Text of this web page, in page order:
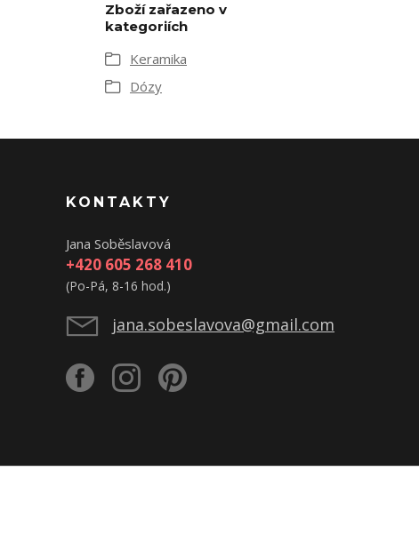
Zboží zařazeno v
kategoriích
Keramika
Dózy
KONTAKTY
Jana Soběslavová
+420 605 268 410
(Po-Pá, 8-16 hod.)
jana.sobeslavova@gmail.com